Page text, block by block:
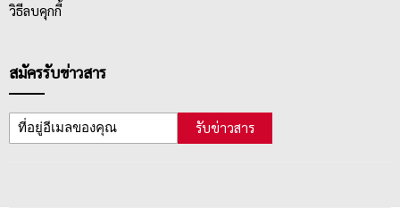
วิธีลบคุกกี้
สมัครรับข่าวสาร
รับข่าวสาร